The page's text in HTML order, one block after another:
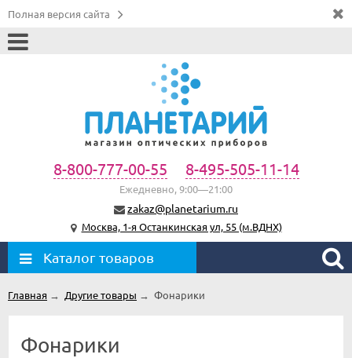
Полная версия сайта
8-800-777-00-55 8-495-505-11-14
Ежедневно, 9:00—21:00
zakaz@planetarium.ru
Москва, 1-я Останкинская ул, 55 (м.ВДНХ)
Каталог товаров
Главная → Другие товары → Фонарики
Фонарики